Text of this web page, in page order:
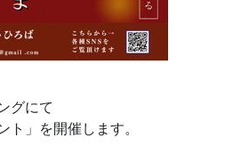
グにて
ト」を開催します。